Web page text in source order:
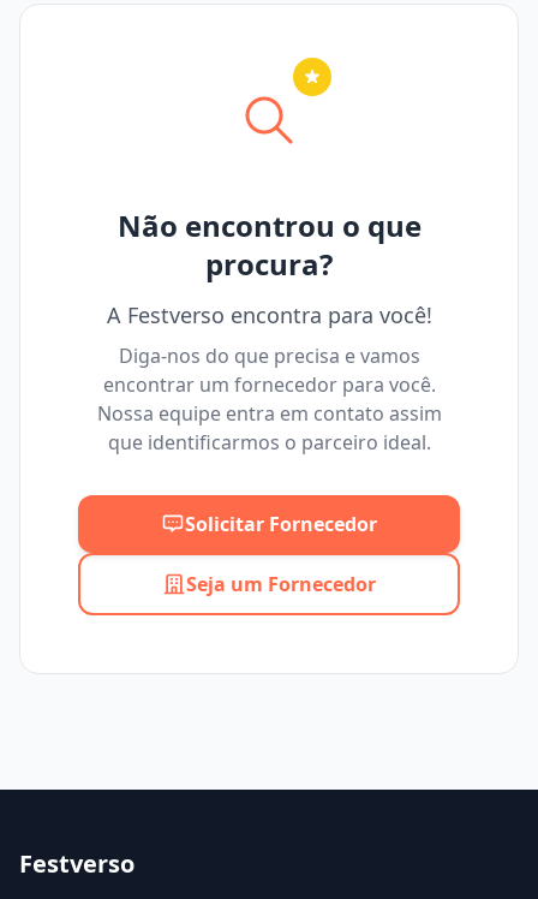
Máximo
Não encontrou o que
procura?
A Festverso encontra para você!
Diga-nos do que precisa e vamos
encontrar um fornecedor para você.
Nossa equipe entra em contato assim
que identificarmos o parceiro ideal.
Solicitar Fornecedor
Seja um Fornecedor
Festverso